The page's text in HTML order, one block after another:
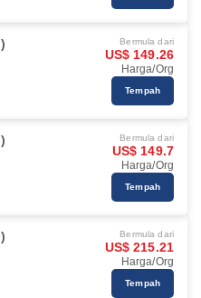
Bermula dari
US$ 149.26
Harga/Org
Tempah
Bermula dari
US$ 149.7
Harga/Org
Tempah
Bermula dari
US$ 215.21
Harga/Org
Tempah